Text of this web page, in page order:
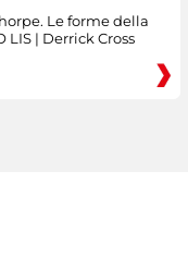
Le forme della
LIS | Derrick Cross